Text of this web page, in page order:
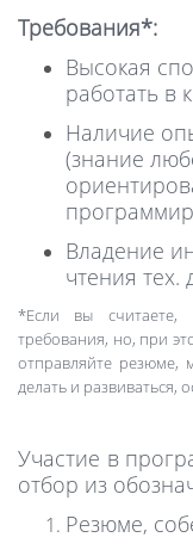
Требования*:
Высокая
работать в
Наличие
(знание
Владение
чтения тех.
*Если вы считаете,
требования, но, при
отправляйте
делать и развиваться,
Участие в
отбор из
Резюме,